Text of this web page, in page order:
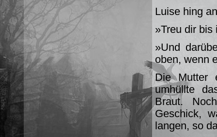
Luise hing
»Treu dir bis
»Und
oben, wenn
Die Mutter
umhüllte
Braut.
Geschick,
langen, so